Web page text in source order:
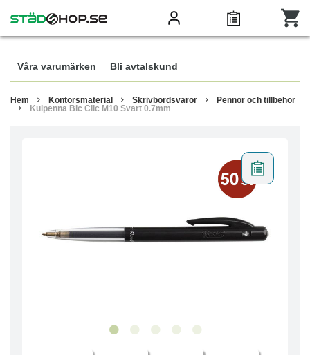
Våra varumärken Bli avtalskund
Hem Kontorsmaterial Skrivbordsvaror
Pennor och tillbehör
Kulpenna Bic Clic M10 Svart 0.7mm